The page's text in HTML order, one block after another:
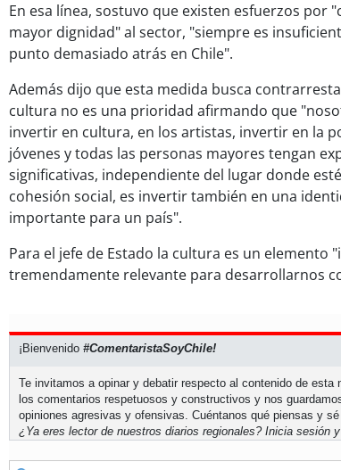
En esa línea, sostuvo que existen esfuerzos por
mayor dignidad" al sector, "siempre es
punto demasiado atrás en Chile".
Además dijo que esta medida busca
cultura no es una prioridad afirmando que
invertir en cultura, en los artistas, invertir en la
jóvenes y todas las personas mayores tengan
significativas, independiente del lugar donde
cohesión social, es invertir también en una
importante para un país".
Para el jefe de Estado la cultura es un elemento
tremendamente relevante para desarrollarnos
¡Bienvenido #ComentaristaSoyChile!
Te invitamos a opinar y debatir respecto al contenido de
los comentarios respetuosos y constructivos y nos
opiniones agresivas y ofensivas. Cuéntanos qué piensas y
¿Ya eres lector de nuestros diarios regionales? Inicia sesión